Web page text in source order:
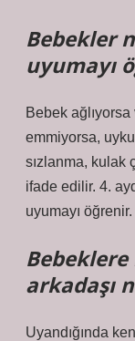
Bebekler
uyumayı
Bebek ağlıyorsa
emmiyorsa,
sızlanma, kulak
ifade edilir. 4.
uyumayı öğrenir.
arkadaşı
Uyandığında